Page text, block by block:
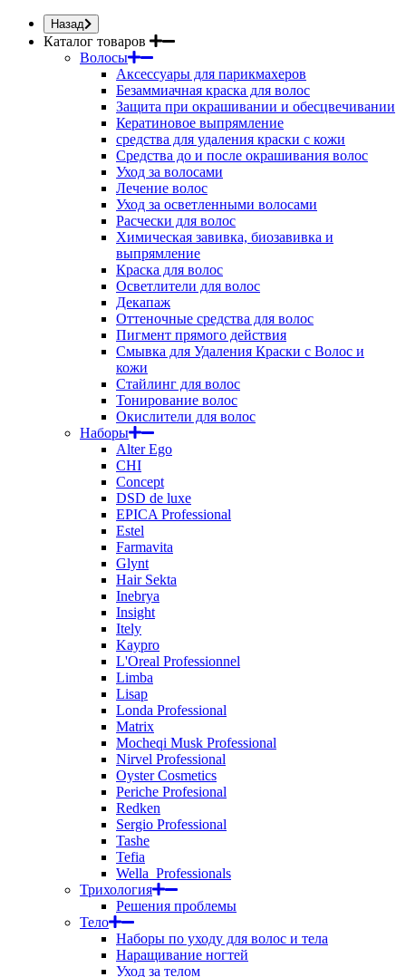
Назад
Каталог товаров
Волосы
Аксессуары для парикмахеров
Безаммиачная краска для волос
Защита при окрашивании и обесцвечивании
Кератиновое выпрямление
средства для удаления краски с кожи
Средства до и после окрашивания волос
Уход за волосами
Лечение волос
Уход за осветленными волосами
Расчески для волос
Химическая завивка, биозавивка и
выпрямление
Краска для волос
Осветлители для волос
Декапаж
Оттеночные средства для волос
Пигмент прямого действия
Смывка для Удаления Краски с Волос и
кожи
Стайлинг для волос
Тонирование волос
Окислители для волос
Наборы
Alter Ego
CHI
Concept
DSD de luxe
EPICA Professional
Estel
Farmavita
Glynt
Hair Sekta
Inebrya
Insight
Itely
Kaypro
L'Oreal Professionnel
Limba
Lisap
Londa Professional
Matrix
Mocheqi Musk Professional
Nirvel Professional
Oyster Cosmetics
Periche Profesional
Redken
Sergio Professional
Tashe
Tefia
Wella_Professionals
Трихология
Решения проблемы
Тело
Наборы по уходу для волос и тела
Наращивание ногтей
Уход за телом